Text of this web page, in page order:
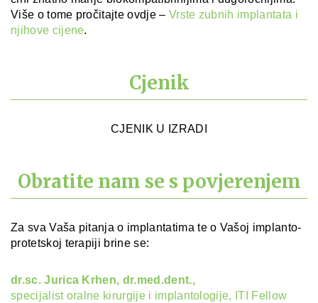
Više o tome pročitajte ovdje – Vrste zubnih implantata i
njihove cijene.
Cjenik
CJENIK U IZRADI
Obratite nam se s povjerenjem
Za sva Vaša pitanja o implantatima te o Vašoj implanto-
protetskoj terapiji brine se:
dr.sc. Jurica Krhen, dr.med.dent.,
specijalist oralne kirurgije i implantologije, ITI Fellow